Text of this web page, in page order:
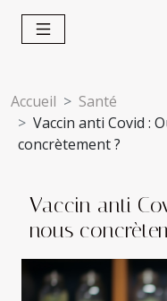
Accueil
Santé
Vaccin anti Covid :
concrètement ?
Vaccin anti
nous